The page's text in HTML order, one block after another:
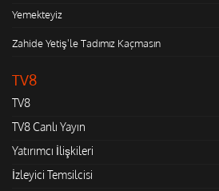
Yemekteyiz
Zahide Yetiş'le Tadımız Kaçmasın
TV8
TV8
TV8 Canlı Yayın
Yatırımcı İlişkileri
İzleyici Temsilcisi